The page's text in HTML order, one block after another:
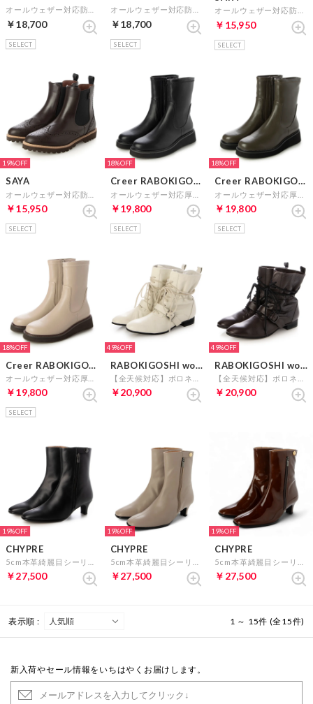
￥18,700
SELECT
￥18,700
SELECT
￥15,950
SELECT
19%
SAYA
￥15,950
SELECT
18%
Creer RABOKIGOSHI
￥19,800
SELECT
18%
Creer RABOKIGOSHI
￥19,800
SELECT
18%
Creer RABOKIGOSHI
￥19,800
SELECT
49%
RABOKIGOSHI works
￥20,900
49%
RABOKIGOSHI works
￥20,900
19%
CHYPRE
￥27,500
19%
CHYPRE
￥27,500
19%
CHYPRE
￥27,500
表示順 : 1 ～ 15件 (全15件)
新入荷やセール情報をいちはやくお届けします。